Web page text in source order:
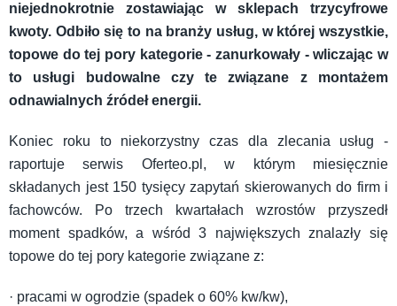
niejednokrotnie zostawiając w sklepach trzycyfrowe
kwoty. Odbiło się to na branży usług, w której wszystkie,
topowe do tej pory kategorie - zanurkowały - wliczając w
to usługi budowalne czy te związane z montażem
odnawialnych źródeł energii.
Koniec roku to niekorzystny czas dla zlecania usług -
raportuje serwis Oferteo.pl, w którym miesięcznie
składanych jest 150 tysięcy zapytań skierowanych do firm i
fachowców. Po trzech kwartałach wzrostów przyszedł
moment spadków, a wśród 3 największych znalazły się
topowe do tej pory kategorie związane z:
· pracami w ogrodzie (spadek o 60% kw/kw),